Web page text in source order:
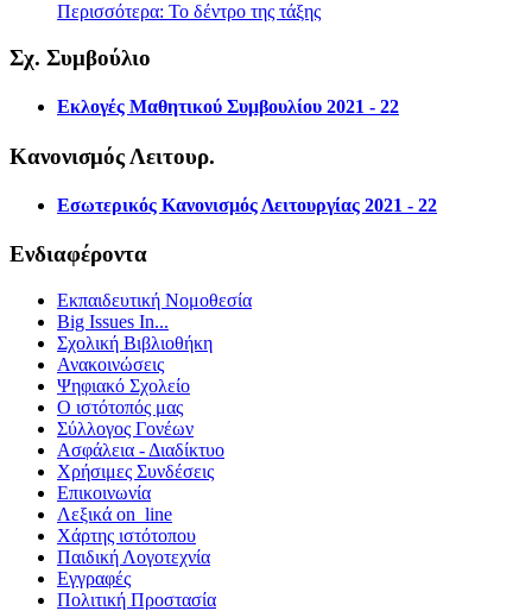
Περισσότερα: Το δέντρο της τάξης
Σχ. Συμβούλιο
Εκλογές Μαθητικού Συμβουλίου 2021 - 22
Κανονισμός Λειτουρ.
Εσωτερικός Κανονισμός Λειτουργίας 2021 - 22
Ενδιαφέροντα
Εκπαιδευτική Νομοθεσία
Big Issues In...
Σχολική Βιβλιοθήκη
Ανακοινώσεις
Ψηφιακό Σχολείο
Ο ιστότοπός μας
Σύλλογος Γονέων
Ασφάλεια - Διαδίκτυο
Χρήσιμες Συνδέσεις
Επικοινωνία
Λεξικά on_line
Χάρτης ιστότοπου
Παιδική Λογοτεχνία
Εγγραφές
Πολιτική Προστασία